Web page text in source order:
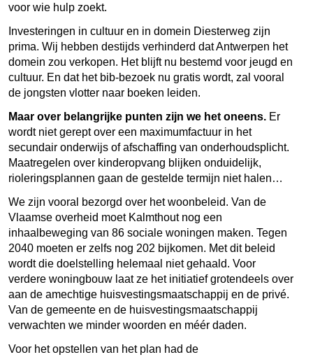
voor wie hulp zoekt.
Investeringen in cultuur en in domein Diesterweg zijn
prima. Wij hebben destijds verhinderd dat Antwerpen het
domein zou verkopen. Het blijft nu bestemd voor jeugd en
cultuur. En dat het bib-bezoek nu gratis wordt, zal vooral
de jongsten vlotter naar boeken leiden.
Maar over belangrijke punten zijn we het oneens. Er
wordt niet ge­rept over een maximumfactuur in het
secundair onderwijs of af­schaffing van onderhoudsplicht.
Maatregelen over kinderopvang blijken onduidelijk,
rioleringsplannen gaan de gestelde termijn niet halen…
We zijn vooral bezorgd over het woonbeleid. Van de
Vlaamse overheid moet Kalmthout nog een
inhaalbewe­ging van 86 sociale woningen maken. Tegen
2040 moeten er zelfs nog 202 bijkomen. Met dit beleid
wordt die doelstel­ling helemaal niet gehaald. Voor
verdere woningbouw laat ze het initi­atief grotendeels over
aan de amechtige huisvestingsmaat­schappij en de privé.
Van de gemeente en de huisves­tingsmaatschappij
verwachten we minder woorden en méér daden.
Voor het opstellen van het plan had de